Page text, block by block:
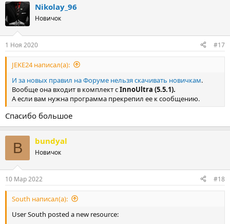
Nikolay_96
Новичок
1 Ноя 2020 #17
JEKE24 написал(а):
И за новых правил на Форуме нельзя скачивать новичкам.
Вообще она входит в комплект сInnoUltra (5.5.1).
А если вам нужна программа прекрепил ее к сообщению.
Спасибо большое
B bundyal
Новичок
10 Мар 2022 #18
South написал(а):
User South posted a new resource: